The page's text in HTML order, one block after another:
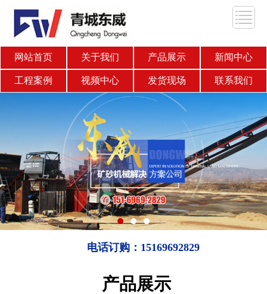
网站首页 关于我们 产品展示 新闻中心
工程案例 视频中心 发货现场 联系我们
电话订购：15169692829
产品展示